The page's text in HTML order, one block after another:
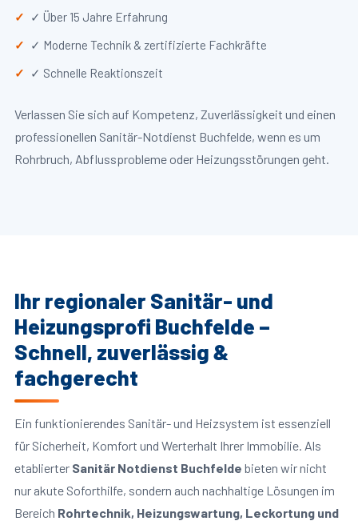
✓ Über 15 Jahre Erfahrung
✓ Moderne Technik & zertifizierte Fachkräfte
✓ Schnelle Reaktionszeit
Verlassen Sie sich auf Kompetenz, Zuverlässigkeit und einen
professionellen Sanitär-Notdienst Buchfelde, wenn es um
Rohrbruch, Abflussprobleme oder Heizungsstörungen geht.
Ihr regionaler Sanitär- und
Heizungsprofi Buchfelde –
Schnell, zuverlässig &
fachgerecht
Ein funktionierendes Sanitär- und Heizsystem ist essenziell
für Sicherheit, Komfort und Werterhalt Ihrer Immobilie. Als
etablierter Sanitär Notdienst Buchfelde bieten wir nicht
nur akute Soforthilfe, sondern auch nachhaltige Lösungen im
Bereich Rohrtechnik, Heizungswartung, Leckortung und